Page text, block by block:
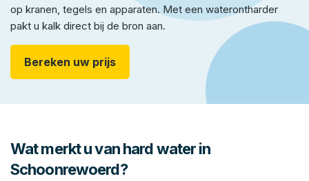
op kranen, tegels en apparaten. Met een waterontharder
pakt u kalk direct bij de bron aan.
Bereken uw prijs
Wat merkt u van hard water in
Schoonrewoerd?